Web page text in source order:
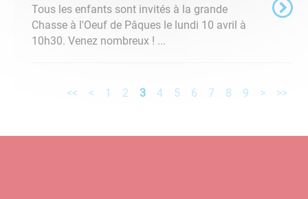
Tous les enfants sont invités à la grande
Chasse à l'Oeuf de Pâques le lundi 10 avril à
10h30. Venez nombreux ! ...
<< < 1 2 3 4 5 6 7 8 9 > >>